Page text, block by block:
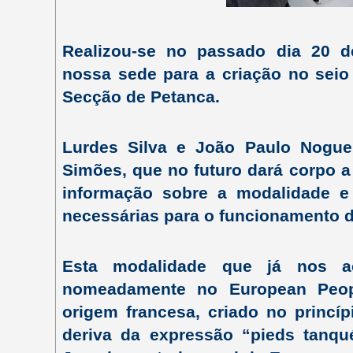
Realizou-se no passado dia 20
nossa sede para a criação no
Secção de Petanca.
Lurdes Silva e João Paulo
Simões, que no futuro dará corpo
informação sobre a modalidade
necessárias para o funcionamento
Esta modalidade que já nos
nomeadamente no European
origem francesa, criado no
deriva da expressão “pieds